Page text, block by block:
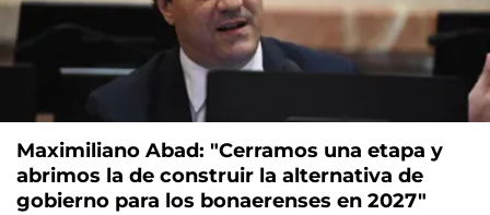
Maximiliano Abad: "Cerramos una etapa y
abrimos la de construir la alternativa de
gobierno para los bonaerenses en 2027"